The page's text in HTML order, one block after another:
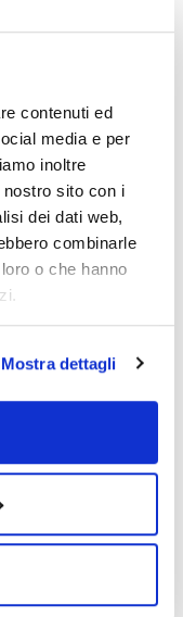
contenuti ed
media e per
inoltre
sito con i
dei dati web,
combinarle
o che hanno
Mostra dettagli
scorte